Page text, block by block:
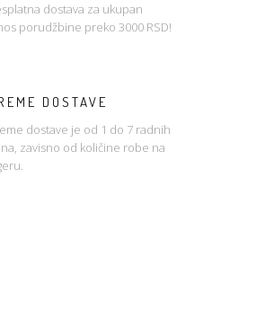
dostava za ukupan
porudžbine preko 3000 RSD!
DOSTAVE
dostave je od 1 do 7 radnih
zavisno od količine robe na